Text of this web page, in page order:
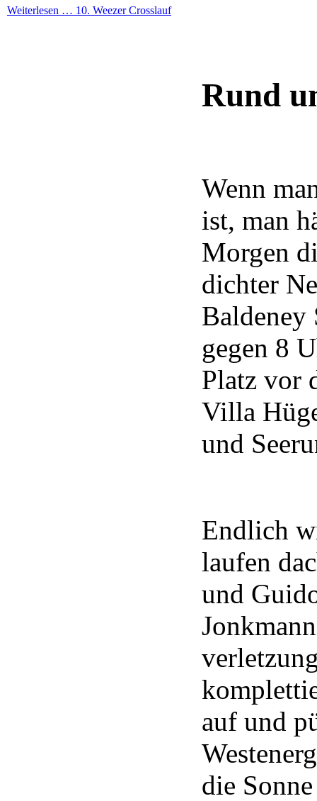
Weiterlesen … 10. Weezer Crosslauf
Rund
Wenn
ist, man
Morgen
dichter
Baldeney
gegen 8
Platz vor
Villa
und
Endlich
laufen
und
auf und
die